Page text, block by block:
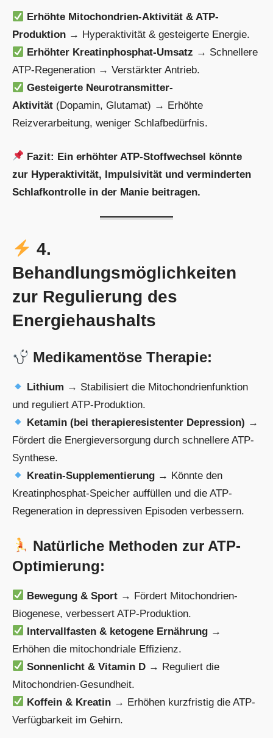
Erhöhte Mitochondrien-Aktivität & ATP-
Produktion → Hyperaktivität & gesteigerte Energie.
Erhöhter Kreatinphosphat-Umsatz → Schnellere
ATP-Regeneration → Verstärkter Antrieb.
Gesteigerte Neurotransmitter-
Aktivität (Dopamin, Glutamat) → Erhöhte
Reizverarbeitung, weniger Schlafbedürfnis.
Fazit: Ein erhöhter ATP-Stoffwechsel könnte
zur Hyperaktivität, Impulsivität und verminderten
Schlafkontrolle in der Manie beitragen.
4.
Behandlungsmöglichkeiten
zur Regulierung des
Energiehaushalts
Medikamentöse Therapie:
Lithium → Stabilisiert die Mitochondrienfunktion
und reguliert ATP-Produktion.
Ketamin (bei therapieresistenter Depression) →
Fördert die Energieversorgung durch schnellere ATP-
Synthese.
Kreatin-Supplementierung → Könnte den
Kreatinphosphat-Speicher auffüllen und die ATP-
Regeneration in depressiven Episoden verbessern.
Natürliche Methoden zur ATP-
Optimierung:
Bewegung & Sport → Fördert Mitochondrien-
Biogenese, verbessert ATP-Produktion.
Intervallfasten & ketogene Ernährung →
Erhöhen die mitochondriale Effizienz.
Sonnenlicht & Vitamin D → Reguliert die
Mitochondrien-Gesundheit.
Koffein & Kreatin → Erhöhen kurzfristig die ATP-
Verfügbarkeit im Gehirn.